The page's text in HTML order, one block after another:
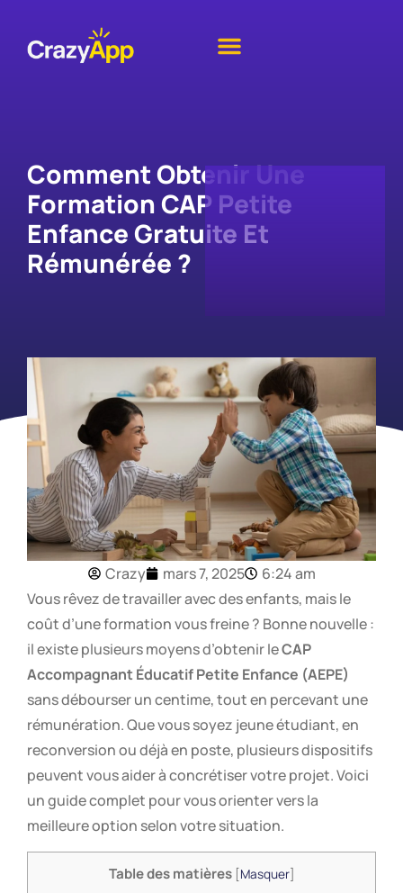
Comment Obtenir Une
Formation CAP Petite
Enfance Gratuite Et
Rémunérée ?
Crazy mars 7, 2025
6:24 am
Vous rêvez de travailler avec des enfants, mais le
coût d’une formation vous freine ? Bonne nouvelle :
il existe plusieurs moyens d’obtenir leCAP
Accompagnant Éducatif Petite Enfance (AEPE)
sans débourser un centime, tout en percevant une
rémunération. Que vous soyez jeune étudiant, en
reconversion ou déjà en poste, plusieurs dispositifs
peuvent vous aider à concrétiser votre projet. Voici
un guide complet pour vous orienter vers la
meilleure option selon votre situation.
Table des matières [Masquer]